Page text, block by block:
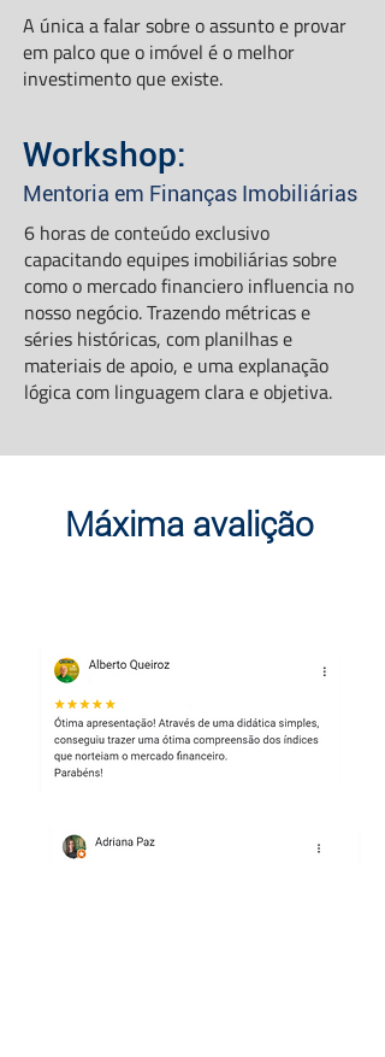
A única a falar sobre o assunto e provar
em palco que o imóvel é o melhor
investimento que existe.
Workshop:
Mentoria em Finanças Imobiliárias
6 horas de conteúdo exclusivo
capacitando equipes imobiliárias sobre
como o mercado financiero influencia no
nosso negócio. Trazendo métricas e
séries históricas, com planilhas e
materiais de apoio, e uma explanação
lógica com linguagem clara e objetiva.
Máxima avalição